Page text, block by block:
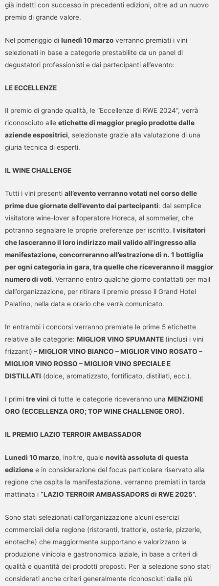
già indetti con successo in precedenti edizioni, oltre ad un nuovo
premio di grande valore.
Nel pomeriggio di lunedì 10 marzo verranno premiati i vini
selezionati in base a categorie prestabilite da un panel di
degustatori professionisti e dai partecipanti all’evento:
LE ECCELLENZE
Il premio di grande qualità, le “Eccellenze di RWE 2024”, verrà
riconosciuto alle etichette di maggior pregio prodotte dalle
aziende espositrici, selezionate grazie alla valutazione di una
giuria tecnica di esperti.
IL WINE CHALLENGE
Tutti i vini presenti all’evento verranno votati nel corso delle
prime due giornate dell’evento dai partecipanti: dal semplice
visitatore wine-lover all’operatore Horeca, al sommelier, che
potranno segnalare le proprie preferenze per iscritto. I visitatori
che lasceranno il loro indirizzo mail valido all’ingresso alla
manifestazione, concorreranno all’estrazione di n. 1 bottiglia
per ogni categoria in gara, tra quelle che riceveranno il maggior
numero di voti. Verranno entro qualche giorno contattati per mail
dall’organizzazione, per ritirare il premio presso il Grand Hotel
Palatino, nella data e orario che verrà comunicato.
In entrambi i concorsi verranno premiate le prime 5 etichette
relative alle categorie: MIGLIOR VINO SPUMANTE (inclusi i vini
frizzanti) – MIGLIOR VINO BIANCO – MIGLIOR VINO ROSATO –
MIGLIOR VINO ROSSO – MIGLIOR VINO SPECIALE E
DISTILLATI (dolce, aromatizzato, fortificato, distillati, ecc.).
I primi tre vini di tutte le categorie riceveranno una MENZIONE
ORO (ECCELLENZA ORO; TOP WINE CHALLENGE ORO).
IL PREMIO LAZIO TERROIR AMBASSADOR
Lunedì 10 marzo, inoltre, quale novità assoluta di questa
edizione e in considerazione del focus particolare riservato alla
regione che ospita la manifestazione, verranno premiati in tarda
mattinata i “LAZIO TERROIR AMBASSADORS di RWE 2025”.
Sono stati selezionati dall’organizzazione alcuni esercizi
commerciali della regione (ristoranti, trattorie, osterie, pizzerie,
enoteche) che maggiormente supportano e valorizzano la
produzione vinicola e gastronomica laziale, in base a criteri di
qualità e quantità dei prodotti proposti. Per la selezione sono stati
considerati anche criteri generalmente riconosciuti dalle più